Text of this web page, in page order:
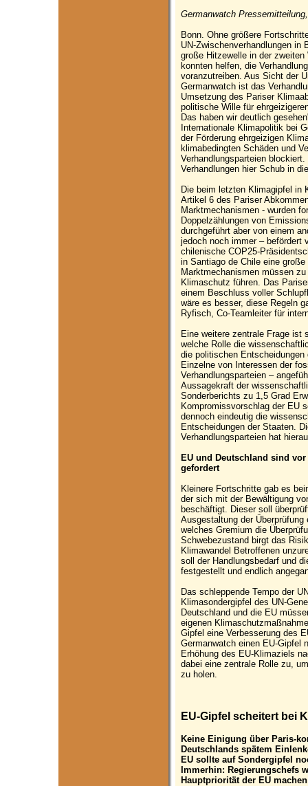
Germanwatch
Bonn. Ohne größere
UN-Zwischenverhandlungen in
große Hitzewelle in der
konnten helfen, die
voranzutreiben. Aus Sicht der
Germanwatch ist das
Umsetzung des Pariser
politische Wille für
Das haben wir deutlich
Internationale Klimapolitik bei
der Förderung ehrgeizigen
klimabedingten Schäden und
Verhandlungsparteien
Verhandlungen hier Schub in
Die beim letzten Klimagipfel in
Artikel 6 des Pariser
Marktmechanismen - wurden
Doppelzählungen von
durchgeführt aber von einem
jedoch noch immer – befördert
chilenische COP25-
in Santiago de Chile eine
Marktmechanismen müssen
Klimaschutz führen. Das
einem Beschluss voller
wäre es besser, diese Regeln
Ryfisch, Co-Teamleiter für
Eine weitere zentrale Frage ist
welche Rolle die
die politischen
Einzelne von Interessen der
Verhandlungsparteien –
Aussagekraft der
Sonderberichts zu 1,5 Grad
Kompromissvorschlag der EU
dennoch eindeutig die
Entscheidungen der Staaten.
Verhandlungsparteien hat
EU und Deutschland sind
gefordert
Kleinere Fortschritte gab es
der sich mit der Bewältigung
beschäftigt. Dieser soll
Ausgestaltung der
welches Gremium die
Schwebezustand birgt das
Klimawandel Betroffenen
soll der Handlungsbedarf und
festgestellt und endlich
Das schleppende Tempo der
Klimasondergipfel des UN-
Deutschland und die EU
eigenen
Gipfel eine Verbesserung des
Germanwatch einen EU-Gipfel
Erhöhung des EU-Klimaziels
dabei eine zentrale Rolle zu,
zu holen.
EU-Gipfel scheitert bei
Keine Einigung über Paris-
Deutschlands spätem
EU sollte auf Sondergipfel
Immerhin: Regierungschefs
Hauptpriorität der EU machen